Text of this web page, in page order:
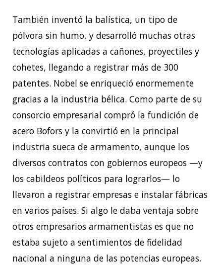
También inventó la balística, un tipo de
pólvora sin humo, y desarrolló muchas otras
tecnologías aplicadas a cañones, proyectiles y
cohetes, llegando a registrar más de 300
patentes. Nobel se enriqueció enormemente
gracias a la industria bélica. Como parte de su
consorcio empresarial compró la fundición de
acero Bofors y la convirtió en la principal
industria sueca de armamento, aunque los
diversos contratos con gobiernos europeos —y
los cabildeos políticos para lograrlos— lo
llevaron a registrar empresas e instalar fábricas
en varios países. Si algo le daba ventaja sobre
otros empresarios armamentistas es que no
estaba sujeto a sentimientos de fidelidad
nacional a ninguna de las potencias europeas.